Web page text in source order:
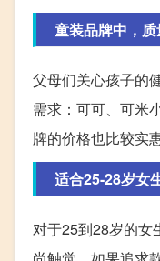
童装品牌中，
父母们关心孩子的
需求：可可、可米
牌的价格也比较实
适合25-28岁女
对于25到28岁的女